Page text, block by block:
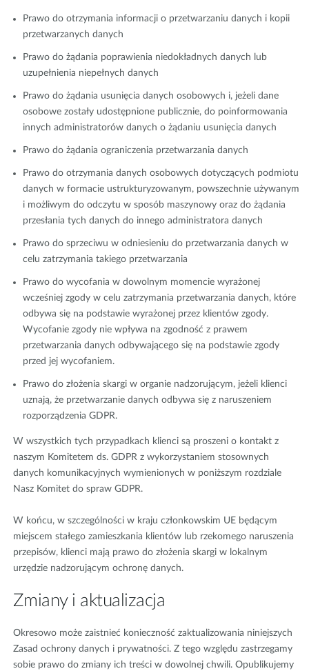
Prawo do otrzymania informacji o przetwarzaniu danych i kopii
przetwarzanych danych
Prawo do żądania poprawienia niedokładnych danych lub
uzupełnienia niepełnych danych
Prawo do żądania usunięcia danych osobowych i, jeżeli dane
osobowe zostały udostępnione publicznie, do poinformowania
innych administratorów danych o żądaniu usunięcia danych
Prawo do żądania ograniczenia przetwarzania danych
Prawo do otrzymania danych osobowych dotyczących podmiotu
danych w formacie ustrukturyzowanym, powszechnie używanym
i możliwym do odczytu w sposób maszynowy oraz do żądania
przesłania tych danych do innego administratora danych
Prawo do sprzeciwu w odniesieniu do przetwarzania danych w
celu zatrzymania takiego przetwarzania
Prawo do wycofania w dowolnym momencie wyrażonej
wcześniej zgody w celu zatrzymania przetwarzania danych, które
odbywa się na podstawie wyrażonej przez klientów zgody.
Wycofanie zgody nie wpływa na zgodność z prawem
przetwarzania danych odbywającego się na podstawie zgody
przed jej wycofaniem.
Prawo do złożenia skargi w organie nadzorującym, jeżeli klienci
uznają, że przetwarzanie danych odbywa się z naruszeniem
rozporządzenia GDPR.
W wszystkich tych przypadkach klienci są proszeni o kontakt z
naszym Komitetem ds. GDPR z wykorzystaniem stosownych
danych komunikacyjnych wymienionych w poniższym rozdziale
Nasz Komitet do spraw GDPR.
W końcu, w szczególności w kraju członkowskim UE będącym
miejscem stałego zamieszkania klientów lub rzekomego naruszenia
przepisów, klienci mają prawo do złożenia skargi w lokalnym
urzędzie nadzorującym ochronę danych.
Zmiany i aktualizacja
Okresowo może zaistnieć konieczność zaktualizowania niniejszych
Zasad ochrony danych i prywatności. Z tego względu zastrzegamy
sobie prawo do zmiany ich treści w dowolnej chwili. Opublikujemy